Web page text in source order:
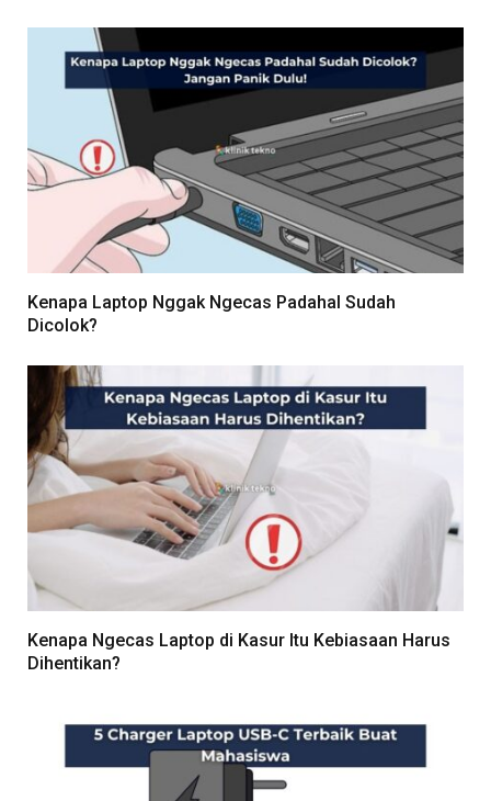
Kenapa Laptop Nggak Ngecas Padahal Sudah
Dicolok?
Kenapa Ngecas Laptop di Kasur Itu Kebiasaan Harus
Dihentikan?